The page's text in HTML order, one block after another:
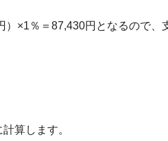
×1％＝87,430円となるので、
算します。